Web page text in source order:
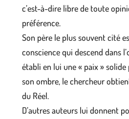
c’est-à-dire libre de toute
préférence.
Son père le plus souvent cité
conscience qui descend dans
établi en lui une « paix »
son ombre, le chercheur
du Réel.
D’autres auteurs lui donnent